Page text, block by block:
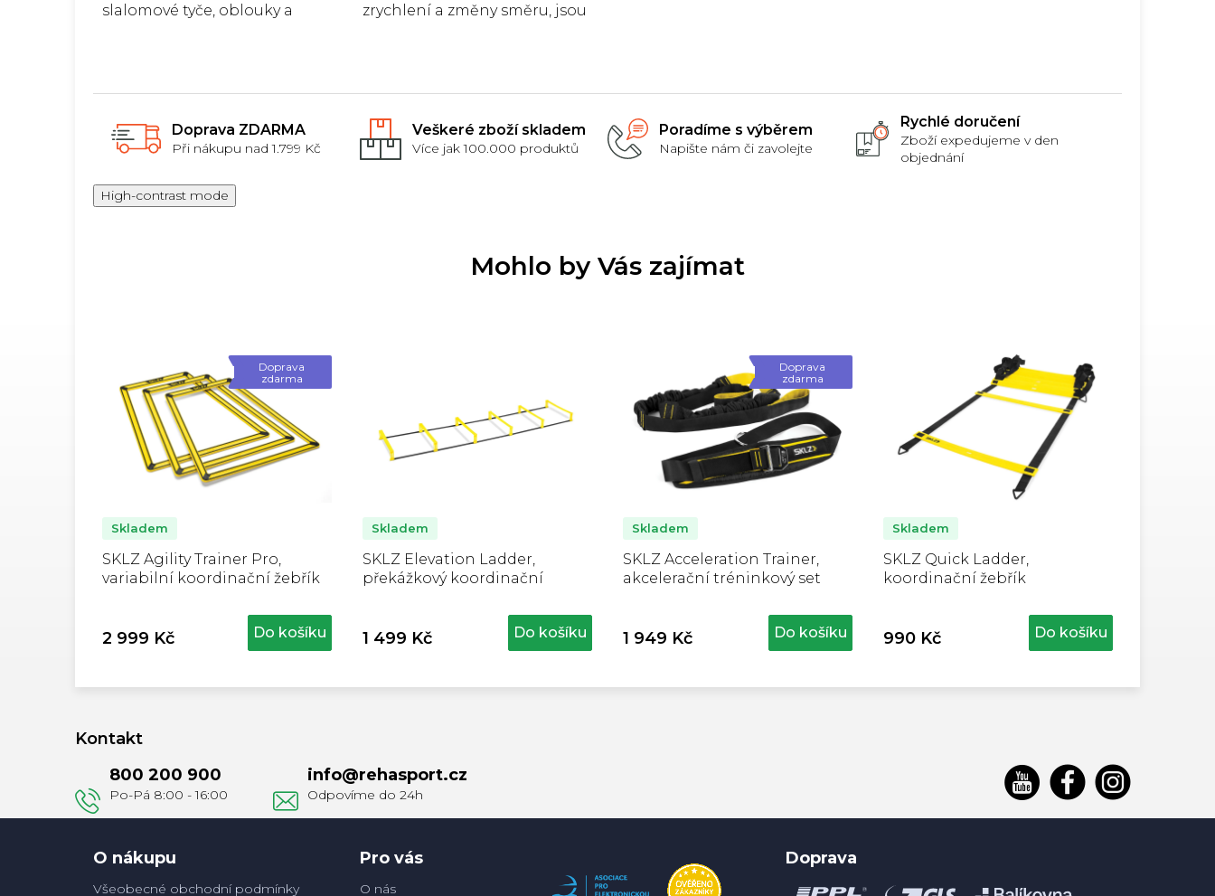
Doprava ZDARMA
Při nákupu nad 1.799 Kč
Veškeré zboží skladem
Více jak 100.000 produktů
Poradíme s výběrem
Napište nám či zavolejte
Rychlé doručení
Zboží expedujeme v den
objednání
slalomové tyče, oblouky a
zrychlení a změny směru, jsou
High-contrast mode
Mohlo by Vás zajímat
Doprava
zdarma
SKLZ Agility Trainer Pro,
variabilní koordinační žebřík
Skladem
2 999 Kč Do košíku
SKLZ Elevation Ladder,
překážkový koordinační
Skladem
1 499 Kč Do košíku
Doprava
zdarma
SKLZ Acceleration Trainer,
akcelerační tréninkový set
Skladem
1 949 Kč Do košíku
SKLZ Quick Ladder,
koordinační žebřík
Skladem
990 Kč Do košíku
Kontakt
info@rehasport.cz
800 200 900
O nákupu
Všeobecné obchodní podmínky
Pro vás
O nás
Doprava